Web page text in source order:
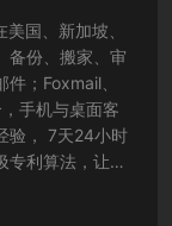
国、新加坡、
备份、搬家、审
；Foxmail、
手机与桌面客
验， 7天24小时
专利算法，让工